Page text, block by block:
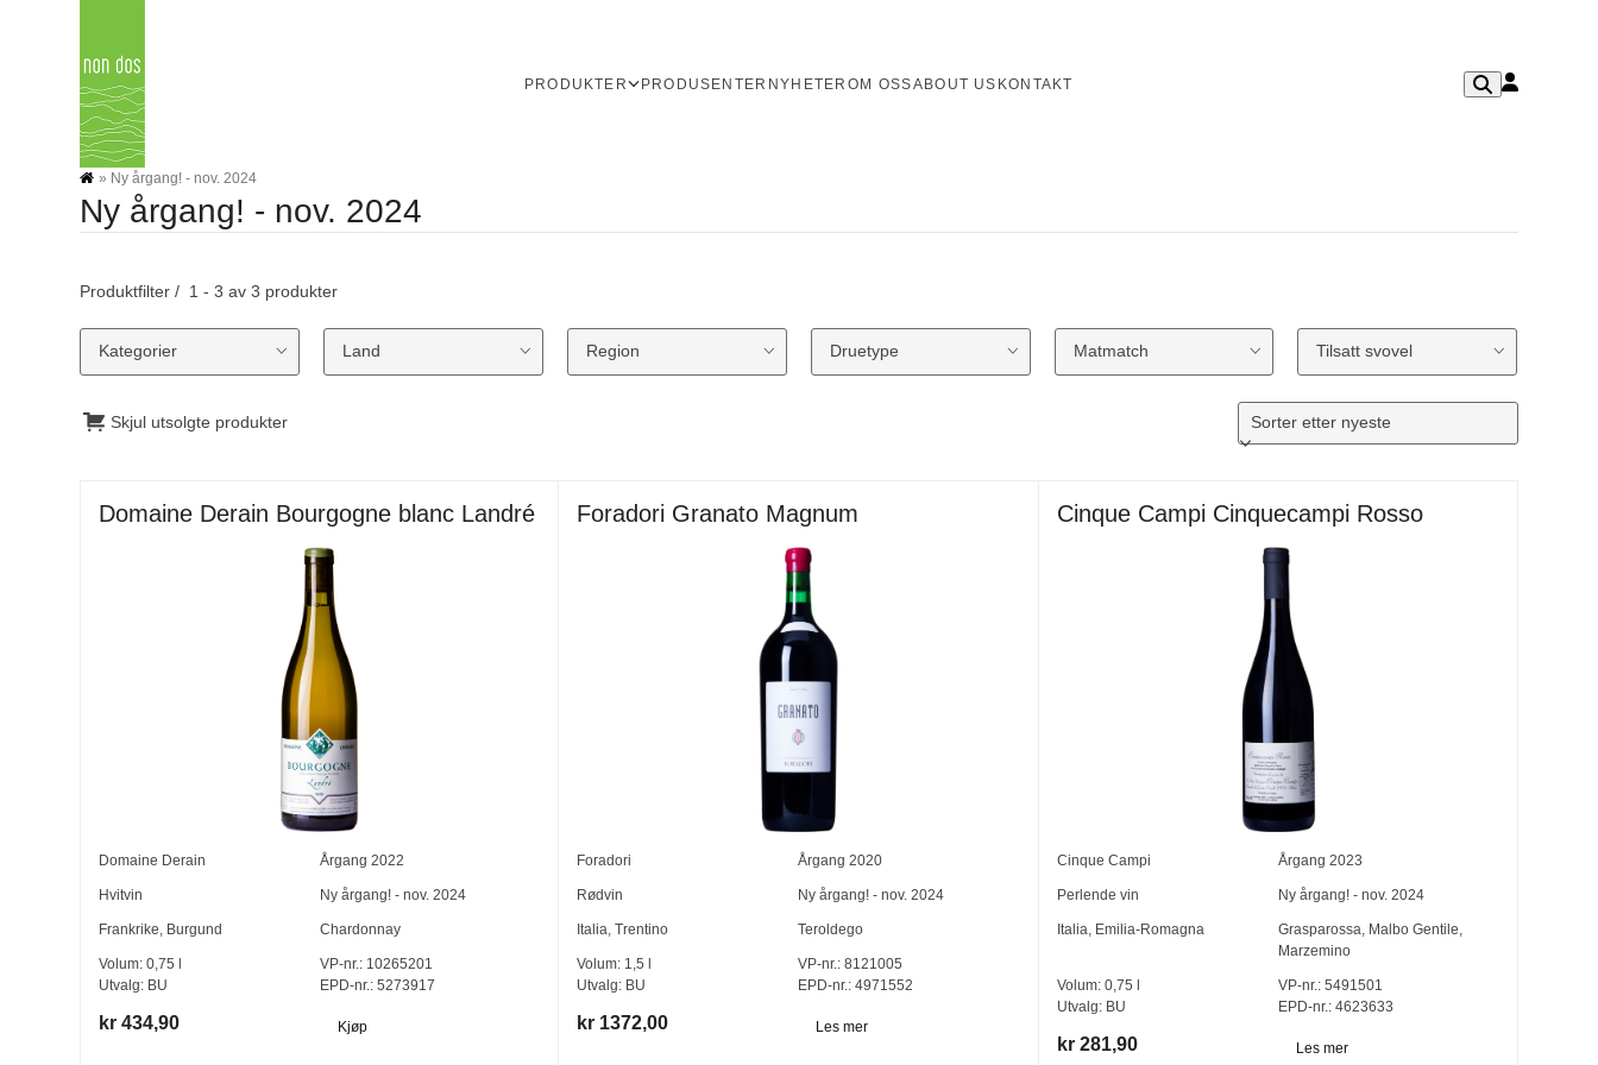
PRODUKTER PRODUSENTER NYHETER OM OSSABOUT US KONTAKT
» Ny årgang! - nov. 2024
Ny årgang! - nov. 2024
Produktfilter 1 - 3 av 3 produkter
Kategorier Land Region Druetype Matmatch Tilsatt svovel
Skjul utsolgte produkter
Domaine Derain Bourgogne blanc Landré
Domaine Derain Årgang 2022
Hvitvin Ny årgang! - nov. 2024
Frankrike, Burgund Chardonnay
Volum:0,75
Utvalg: BU
VP-nr.:10265201
EPD-nr.: 5273917
kr 434,90 Kjøp
Foradori Granato Magnum
Foradori Årgang2020
Rødvin Ny årgang! - nov. 2024
Italia,Trentino Teroldego
Volum: 1,5
Utvalg: BU
VP-nr.: 8121005
EPD-nr.: 4971552
kr 1372,00 Les mer
Cinque Campi Cinquecampi Rosso
Cinque Campi Årgang 2023
Perlende vin Ny årgang! - nov. 2024
Italia, Emilia-Romagna Grasparossa, Malbo Gentile,
Marzemino
Volum: 0,75
Utvalg: BU
VP-nr.:5491501
EPD-nr.: 4623633
kr 281,90 Les mer